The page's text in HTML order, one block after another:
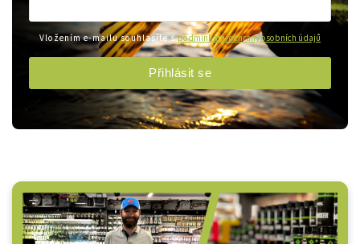
Vložením e-mailu souhlasíte spodmínkami ochrany osobních údajů
Přihlásit se